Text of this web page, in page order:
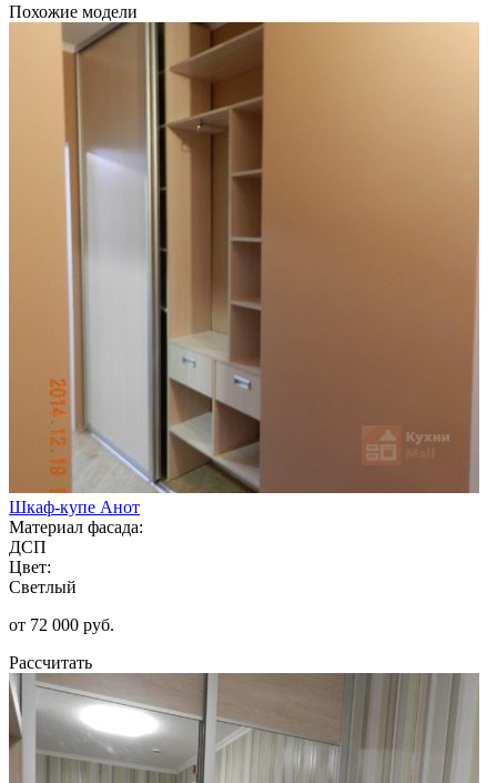
Похожие модели
Шкаф-купе Анот
Материал фасада:
ДСП
Цвет:
Светлый
от 72 000 руб.
Рассчитать